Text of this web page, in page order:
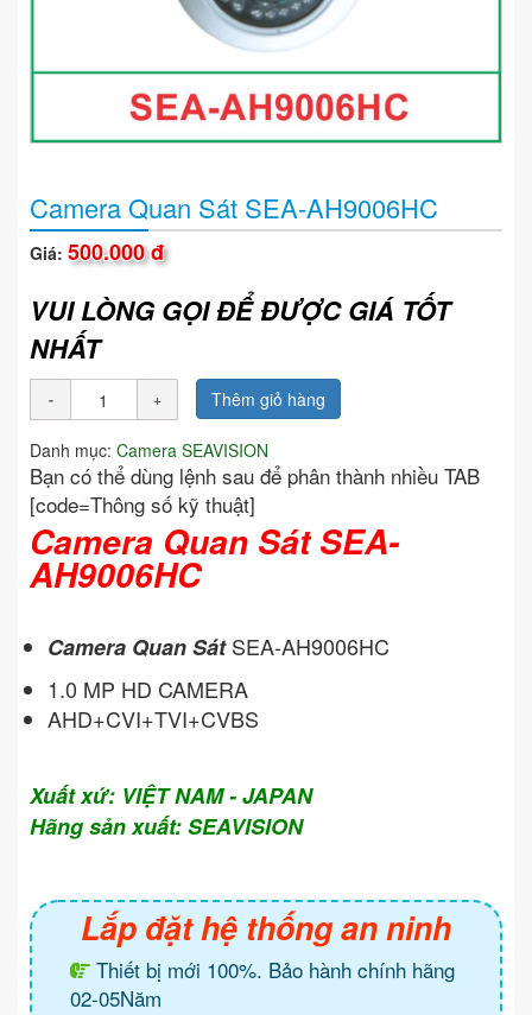
Camera Quan Sát SEA-AH9006HC
Giá: 500.000 đ
VUI LÒNG GỌI ĐỂ ĐƯỢC GIÁ TỐT
NHẤT
Thêm giỏ hàng
Danh mục: Camera SEAVISION
Bạn có thể dùng lệnh sau để phân thành nhiều TAB
[code=Thông số kỹ thuật]
Camera Quan Sát SEA-
AH9006HC
Camera Quan SátSEA-AH9006HC
1.0 MP HD CAMERA
AHD+CVI+TVI+CVBS
Xuất xứ: VIỆT NAM - JAPAN
Hãng sản xuất: SEAVISION
Lắp đặt hệ thống an ninh
Thiết bị mới 100%. Bảo hành chính hãng
02-05Năm